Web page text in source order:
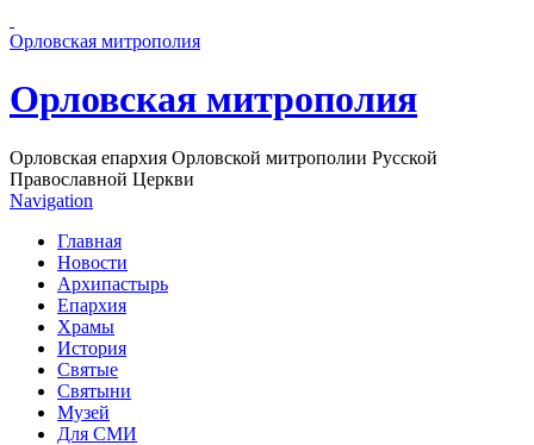
Орловская митрополия
Орловская митрополия
Орловская епархия Орловской митрополии Русской
Православной Церкви
Navigation
Главная
Новости
Архипастырь
Епархия
Храмы
История
Святые
Святыни
Музей
Для СМИ